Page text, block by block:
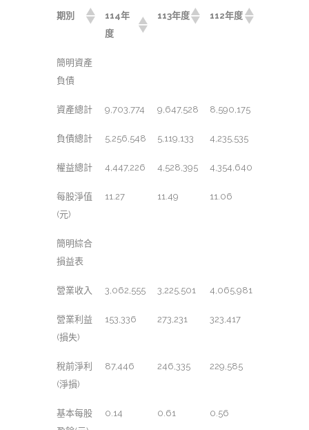
期別
114年
度
113年度 112年度
簡明資產
負債
資產總計 9,703,774 9,647,528 8,590,175
負債總計 5,256,548 5,119,133 4,235,535
權益總計 4,447,226 4,528,395 4,354,640
每股淨值
(元)
11.27 11.49 11.06
簡明綜合
損益表
營業收入 3,062,555 3,225,501 4,065,981
營業利益
(損失)
153,336 273,231 323,417
稅前淨利
(淨損)
87,446 246,335 229,585
基本每股
0.14 0.61 0.56